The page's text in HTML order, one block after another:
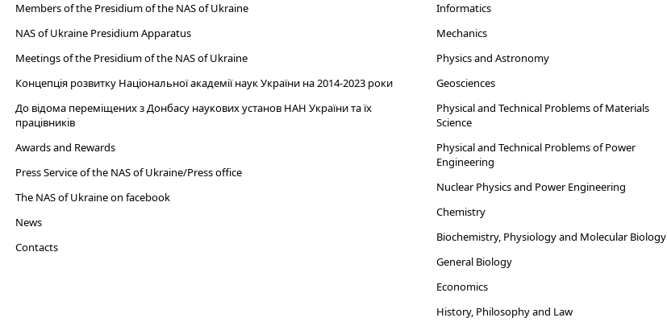
Members of the Presidium of the NAS of Ukraine
NAS of Ukraine Presidium Apparatus​
Meetings of the Presidium of the NAS of Ukraine
Концепція розвитку Національної академії наук України на 2014-2023 роки
До відома переміщених з Донбасу наукових установ НАН України та їх
працівників
Awards and Rewards
Press Service of the NAS of Ukraine/Press office
The NAS of Ukraine on facebook
News
Сontacts
Informatics
Mechanics
Physics and Astronomy
Geosciences
Physical and Technical Problems of Materials
Science
Physical and Technical Problems of Power
Engineering
Nuclear Physics and Power Engineering
Chemistry
Biochemistry, Physiology and Molecular Biology
General Biology
Economics
History, Philosophy and Law